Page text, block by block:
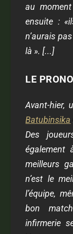
au
ensuite :
n’aurais
là ». [...]
LE
Avant-hier,
Batubinsika
Des
également
meilleurs
n’est le
l’équipe,
bon
infirmerie